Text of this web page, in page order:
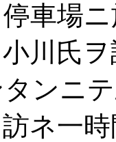
車場
川氏
ンニ
ネ一